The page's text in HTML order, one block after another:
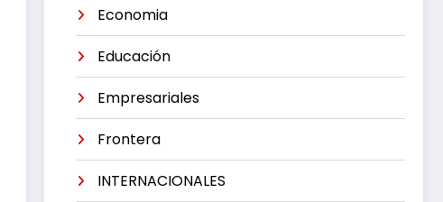
Economia
Educación
Empresariales
Frontera
INTERNACIONALES